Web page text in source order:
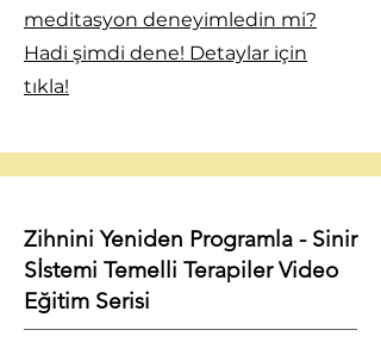
meditasyon deneyimledin mi?
Hadi şimdi dene! Detaylar için
tıkla!
Zihnini Yeniden Programla - Sinir
Sİstemi Temelli Terapiler Video
Eğitim Serisi